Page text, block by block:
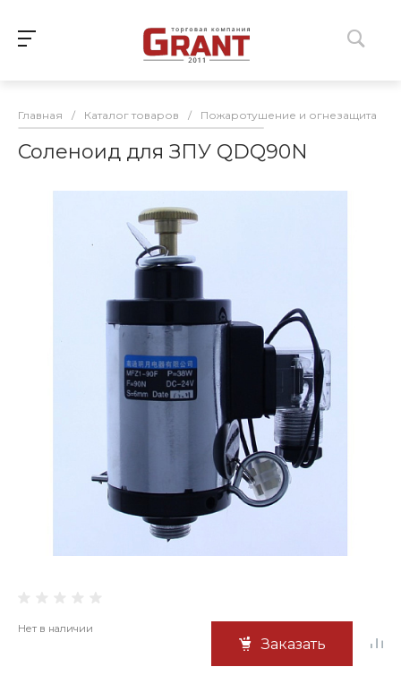
Главная / Каталог товаров / Пожаротушение и огнезащита
Соленоид для ЗПУ QDQ90N
Нет в наличии
Заказать